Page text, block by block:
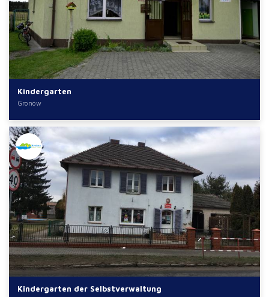
Kindergarten
Gronów
Kindergarten der Selbstverwaltung